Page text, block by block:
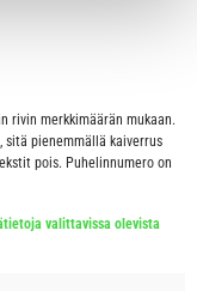
rivin merkkimäärän mukaan.
pienemmällä kaiverrus
pois. Puhelinnumero on
valittavissa olevista